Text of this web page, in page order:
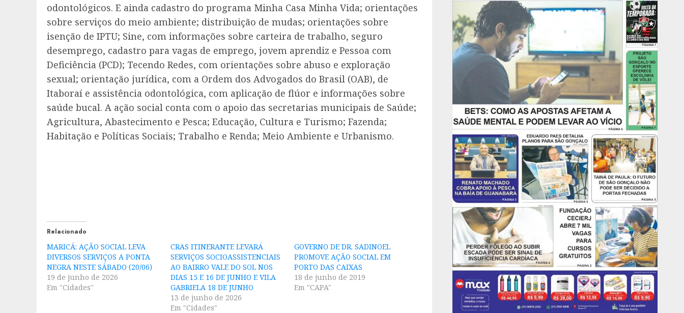
odontológicos. E ainda cadastro do programa Minha Casa Minha Vida; orientações
sobre serviços do meio ambiente; distribuição de mudas; orientações sobre
isenção de IPTU; Sine, com informações sobre carteira de trabalho, seguro
desemprego, cadastro para vagas de emprego, jovem aprendiz e Pessoa com
Deficiência (PCD); Tecendo Redes, com orientações sobre abuso e exploração
sexual; orientação jurídica, com a Ordem dos Advogados do Brasil (OAB), de
Itaboraí e assistência odontológica, com aplicação de flúor e informações sobre
saúde bucal. A ação social conta com o apoio das secretarias municipais de Saúde;
Agricultura, Abastecimento e Pesca; Educação, Cultura e Turismo; Fazenda;
Habitação e Políticas Sociais; Trabalho e Renda; Meio Ambiente e Urbanismo.
Relacionado
MARICÁ: AÇÃO SOCIAL LEVA
DIVERSOS SERVIÇOS A PONTA
NEGRA NESTE SÁBADO (20/06)
19 de junho de 2026
Em "Cidades"
CRAS ITINERANTE LEVARÁ
SERVIÇOS SOCIOASSISTENCIAIS
AO BAIRRO VALE DO SOL NOS
DIAS 15 E 16 DE JUNHO E VILA
GABRIELA 18 DE JUNHO
13 de junho de 2026
Em "Cidades"
GOVERNO DE DR. SADINOEL
PROMOVE AÇÃO SOCIAL EM
PORTO DAS CAIXAS
18 de junho de 2019
Em "CAPA"